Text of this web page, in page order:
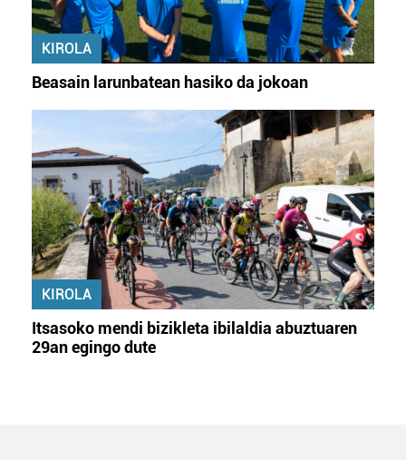
KIROLA
Beasain larunbatean hasiko da jokoan
KIROLA
Itsasoko mendi bizikleta ibilaldia abuztuaren
29an egingo dute